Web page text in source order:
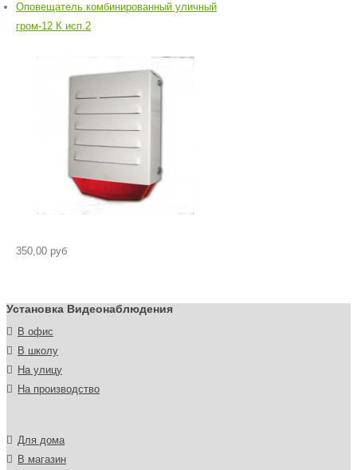
Оповещатель комбинированный уличный
гром-12 К исп.2
350,00 руб
Установка Видеонаблюдения
В офис
В школу
На улицу
На производство
Для дома
В магазин